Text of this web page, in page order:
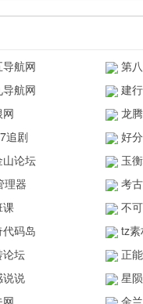
航网 第
航网 建
网 龙
追剧 好
山论坛 玉
理器 考
课 不
码岛 tz
论坛 正
说 星